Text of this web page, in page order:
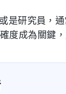
是研究員，
度成為關鍵